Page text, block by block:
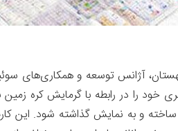
آژانس توسعه و همکاری‌های